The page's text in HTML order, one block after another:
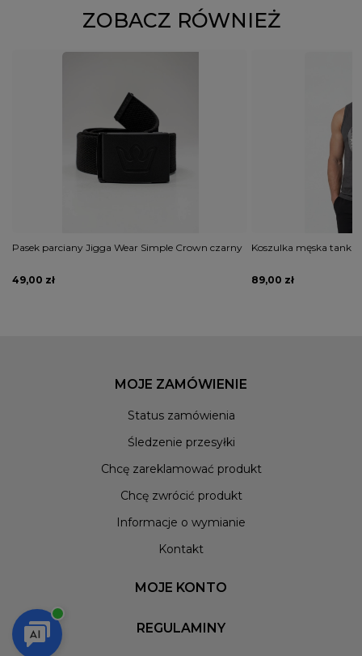
ZOBACZ RÓWNIEŻ
Pasek parciany Jigga Wear Simple Crown czarny
49,00 zł
Koszulka męska tank
89,00 zł
MOJE ZAMÓWIENIE
Status zamówienia
Śledzenie przesyłki
Chcę zareklamować produkt
Chcę zwrócić produkt
Informacje o wymianie
Kontakt
MOJE KONTO
REGULAMINY